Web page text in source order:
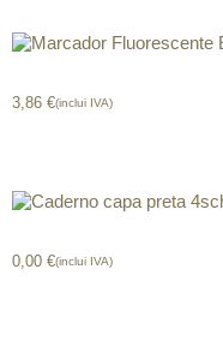
3,86 €(inclui IVA)
0,00 €(inclui IVA)